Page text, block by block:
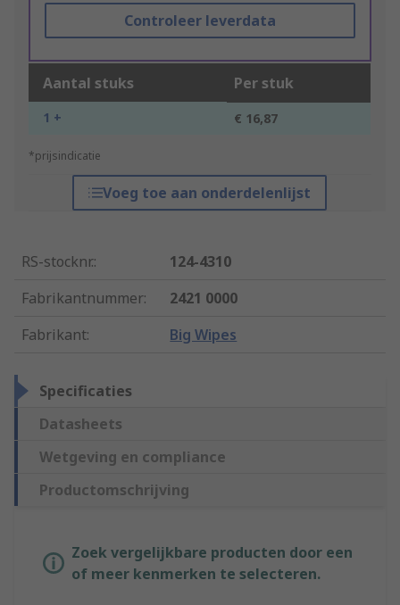
Controleer leverdata
Aantal stuks Per stuk
1 + € 16,87
*prijsindicatie
Voeg toe aan onderdelenlijst
RS-stocknr.:
124-4310
Fabrikantnummer:
2421 0000
Fabrikant: Big Wipes
Specificaties
Datasheets
Wetgeving en compliance
Productomschrijving
Zoek vergelijkbare producten door een
of meer kenmerken te selecteren.